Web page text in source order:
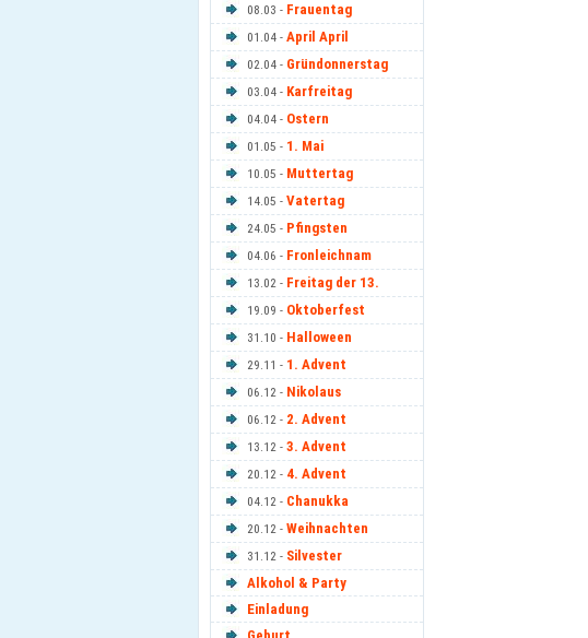
08.03 - Frauentag
01.04 - April April
02.04 - Gründonnerstag
03.04 - Karfreitag
04.04 - Ostern
01.05 - 1. Mai
10.05 - Muttertag
14.05 - Vatertag
24.05 - Pfingsten
04.06 - Fronleichnam
13.02 - Freitag der 13.
19.09 - Oktoberfest
31.10 - Halloween
29.11 - 1. Advent
06.12 - Nikolaus
06.12 - 2. Advent
13.12 - 3. Advent
20.12 - 4. Advent
04.12 - Chanukka
20.12 - Weihnachten
31.12 - Silvester
Alkohol & Party
Einladung